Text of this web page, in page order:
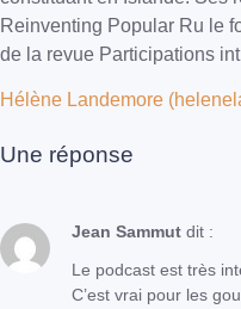
Reinventing Popular Ru le
de la revue Participations
Hélène Landemore
Une réponse
Jean Sammut dit :
Le podcast est très
C’est vrai pour les